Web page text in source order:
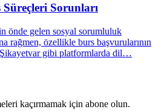
Sorunları
önde gelen sosyal sorumluluk
rağmen, özellikle burs başvurularının
Şikayetvar gibi platformlarda dil…
kaçırmamak için abone olun.